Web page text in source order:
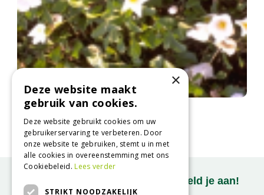
Nierembergia
Nierembergia repens
Onze nieuwsbrief ontvangen? Meld je aan!
×
Deze website maakt
gebruik van cookies.
Deze website gebruikt cookies om uw
gebruikerservaring te verbeteren. Door
onze website te gebruiken, stemt u in met
alle cookies in overeenstemming met ons
Cookiebeleid.Lees verder
STRIKT NOODZAKELIJK